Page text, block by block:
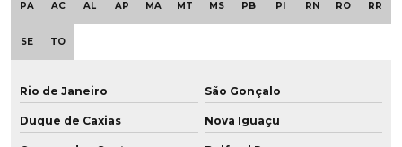
Empresa de roda vulkollan para frigoríficos
Empresa de rodas em poliuretano
PA AC AL AP MA MT MS PB PI RN RO RR
SE TO
Rio de Janeiro São Gonçalo
Duque de Caxias Nova Iguaçu